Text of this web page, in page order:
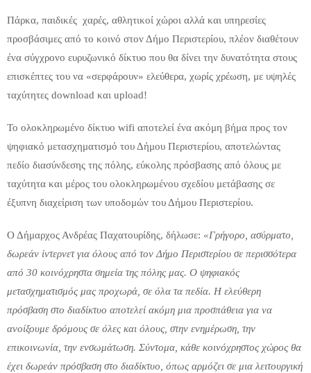
Πάρκα, παιδικές χαρές, αθλητικοί χώροι αλλά και υπηρεσίες
προσβάσιμες από το κοινό στον Δήμο Περιστερίου, πλέον διαθέτουν
ένα σύγχρονο ευρυζωνικό δίκτυο που θα δίνει την δυνατότητα στους
επισκέπτες του να «σερφάρουν» ελεύθερα, χωρίς χρέωση, με υψηλές
ταχύτητες download και upload!
To ολοκληρωμένο δίκτυο wifi αποτελεί ένα ακόμη βήμα προς τον
ψηφιακό μετασχηματισμό του Δήμου Περιστερίου, αποτελώντας
πεδίο διασύνδεσης της πόλης, εύκολης πρόσβασης από όλους με
ταχύτητα και μέρος του ολοκληρωμένου σχεδίου μετάβασης σε
έξυπνη διαχείριση των υποδομών του Δήμου Περιστερίου.
Ο Δήμαρχος Ανδρέας Παχατουρίδης, δήλωσε: «Γρήγορο, ασύρματο,
δωρεάν ίντερνετ για όλους από τον Δήμο Περιστερίου σε περισσότερα
από 30 κοινόχρηστα σημεία της πόλης μας. Ο ψηφιακός
μετασχηματισμός μας προχωρά, σε όλα τα πεδία. Η ελεύθερη
πρόσβαση στο διαδίκτυο αποτελεί ακόμη μια προσπάθεια για να
ανοίξουμε δρόμους σε όλες και όλους, στην ενημέρωση, την
επικοινωνία, την ενσωμάτωση. Σύντομα, κάθε κοινόχρηστος χώρος θα
έχει δωρεάν πρόσβαση στο διαδίκτυο, όπως αρμόζει σε μια λειτουργική